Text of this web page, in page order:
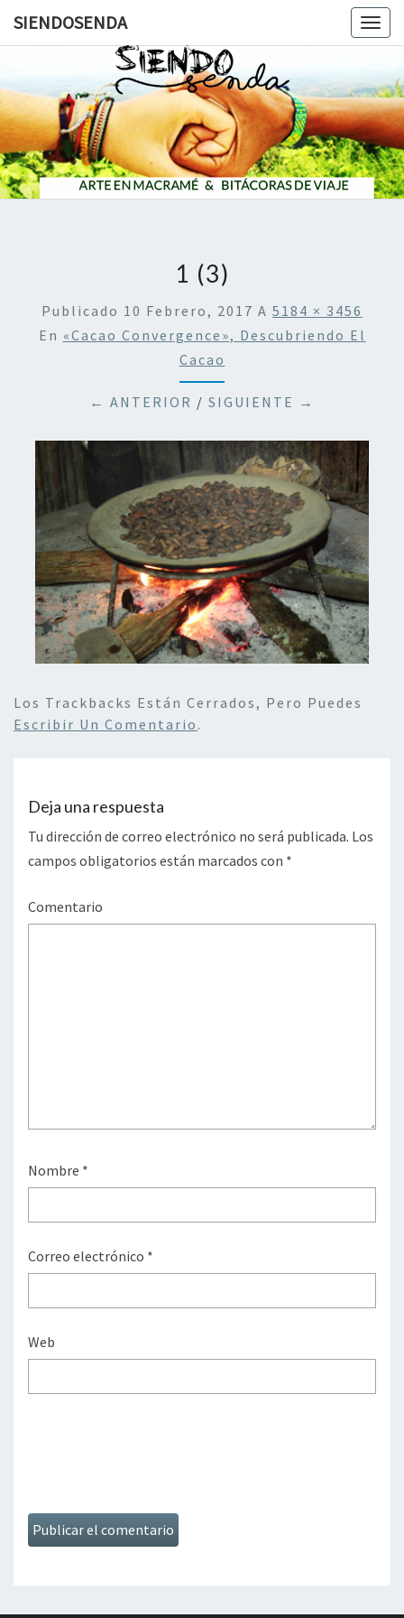
SIENDOSENDA
1 (3)
Publicado 10 Febrero, 2017 A 5184 × 3456
En «Cacao Convergence», Descubriendo El
Cacao
← ANTERIOR / SIGUIENTE →
Los Trackbacks Están Cerrados, Pero Puedes
Escribir Un Comentario .
Deja una respuesta
Tu dirección de correo electrónico no será publicada. Los
campos obligatorios están marcados con *
Comentario
Nombre *
Correo electrónico *
Web